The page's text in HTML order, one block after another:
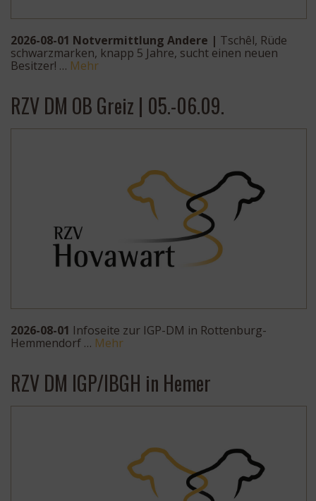
2026-08-01 Notvermittlung Andere | Tschêl, Rüde
schwarzmarken, knapp 5 Jahre, sucht einen neuen
Besitzer! … Mehr
RZV DM OB Greiz | 05.-06.09.
2026-08-01 Infoseite zur IGP-DM in Rottenburg-
Hemmendorf … Mehr
RZV DM IGP/IBGH in Hemer